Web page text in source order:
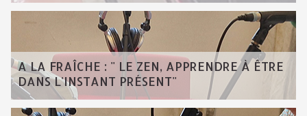
A LA FRAÎCHE : " LE ZEN, APPRENDRE À ÊTRE
DANS L'INSTANT PRÉSENT"